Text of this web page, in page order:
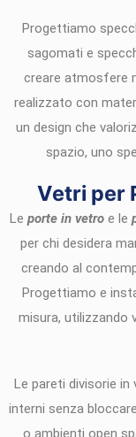
Progettiamo
sagomati e
creare atmosfere
realizzato con
un design che
spazio, uno
Vetri per
Le porte in vetro e le
per chi desidera
creando al
Progettiamo e
misura, utilizzando
Le pareti divisorie
interni senza
o ambienti open